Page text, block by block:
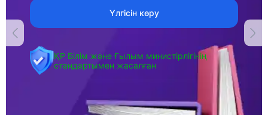
Үлгісін көру
ҚР Білім және Ғылым министірлігінің
стандартымен жасалған